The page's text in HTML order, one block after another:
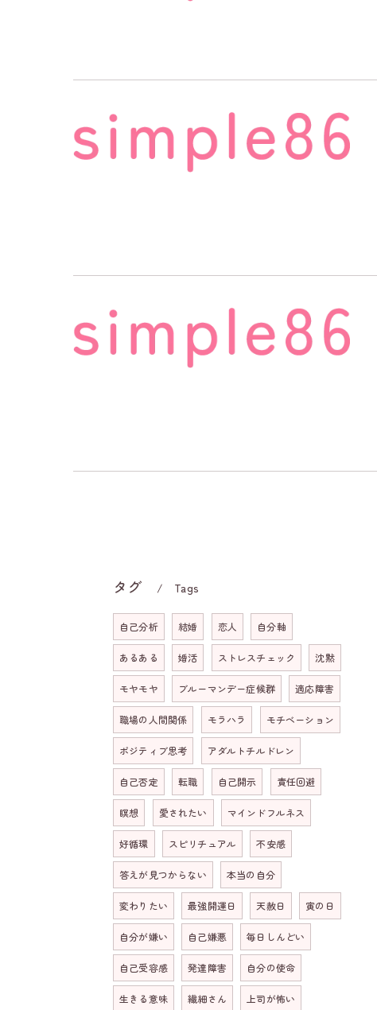
タグ Tags
自己分析 結婚 恋人 自分軸
あるある 婚活 ストレスチェック 沈黙
モヤモヤ ブルーマンデー症候群 適応障害
職場の人間関係 モラハラ モチベーション
ポジティブ思考 アダルトチルドレン
自己否定 転職 自己開示 責任回避
瞑想 愛されたい マインドフルネス
好循環 スピリチュアル 不安感
答えが見つからない 本当の自分
変わりたい 最強開運日 天赦日 寅の日
自分が嫌い 自己嫌悪 毎日しんどい
自己受容感 発達障害 自分の使命
生きる意味 繊細さん 上司が怖い